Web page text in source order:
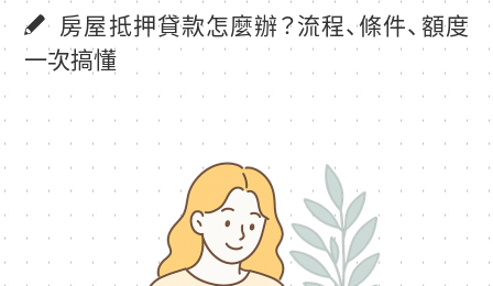
房屋抵押貸款怎麼辦？流程、條件、額度
一次搞懂